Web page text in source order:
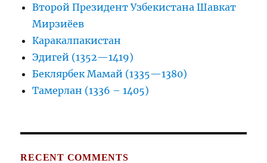
Второй Президент Узбекистана Шавкат
Мирзиёев
Каракалпакистан
Эдигей (1352—1419)
Беклярбек Мамай (1335—1380)
Тамерлан (1336 – 1405)
RECENT COMMENTS